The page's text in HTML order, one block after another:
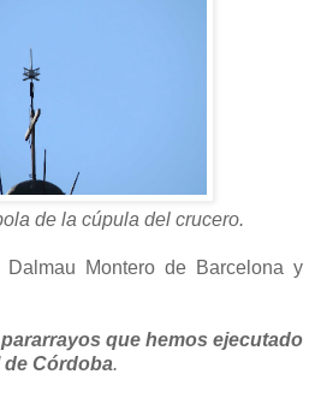
de la cúpula del crucero.
Montero de Barcelona y
que hemos ejecutado
de Córdoba.